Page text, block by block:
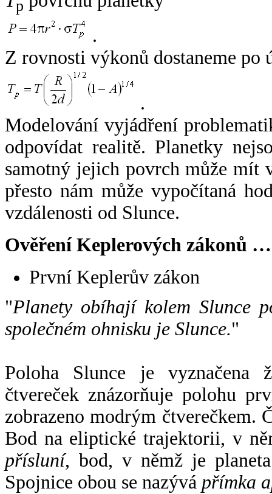
p
.
Z rovnosti výkonů dostaneme po
.
Modelování vyjádření
odpovídat realitě. Planetky
samotný jejich povrch může mít
přesto nám může vypočítaná
vzdálenosti od Slunce.
Ověření Keplerových zákonů …
První Keplerův zákon
"Planety obíhají kolem Slunce
společném ohnisku je Slunce."
Poloha Slunce je vyznačena
čtvereček znázorňuje polohu
zobrazeno modrým čtverečkem.
Bod na eliptické trajektorii, v
přísluní, bod, v němž je
Spojnice obou se nazývá přímka